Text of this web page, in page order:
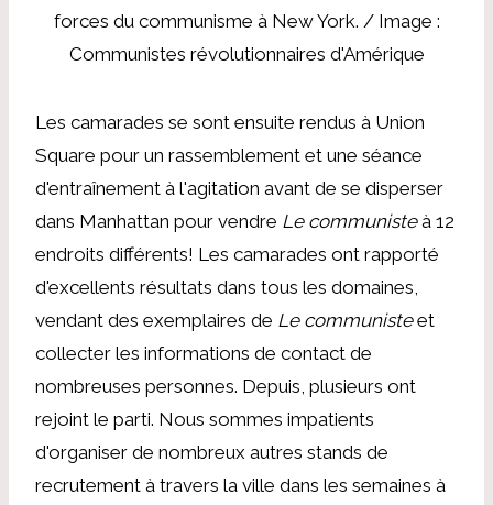
forces du communisme à New York. / Image :
Communistes révolutionnaires d'Amérique
Les camarades se sont ensuite rendus à Union
Square pour un rassemblement et une séance
d'entraînement à l'agitation avant de se disperser
dans Manhattan pour vendre Le communisteà 12
endroits différents! Les camarades ont rapporté
d'excellents résultats dans tous les domaines,
vendant des exemplaires de Le communisteet
collecter les informations de contact de
nombreuses personnes. Depuis, plusieurs ont
rejoint le parti. Nous sommes impatients
d'organiser de nombreux autres stands de
recrutement à travers la ville dans les semaines à